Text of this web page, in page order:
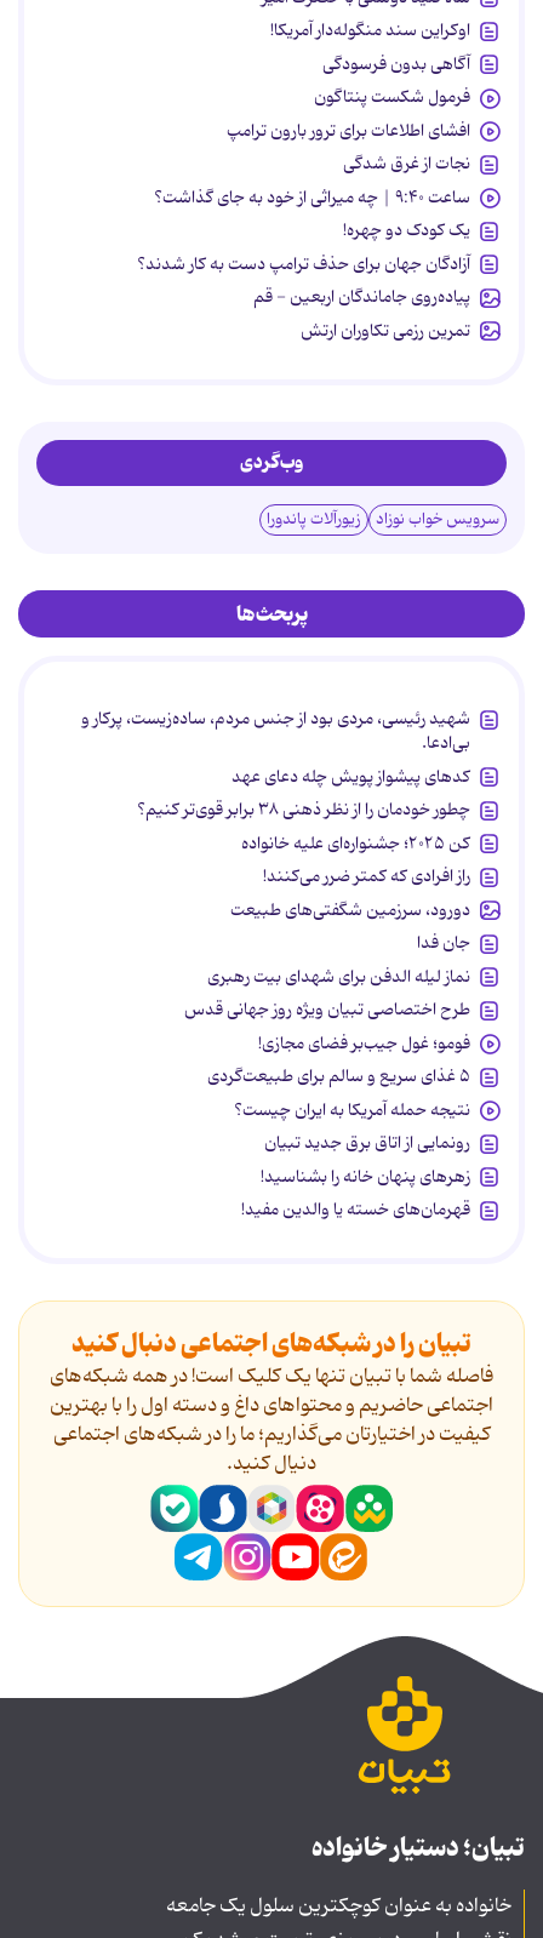
اوکراین سند منگوله‌دار آمریکا!
آگاهی بدون فرسودگی
فرمول شکست پنتاگون
افشای اطلاعات برای ترور بارون ترامپ
نجات از غرق شدگی
ساعت ۹:۴۰ | چه میراثی از خود به جای گذاشت؟
یک کودک دو چهره!
آزادگان جهان برای حذف ترامپ دست به کار شدند؟
پیاده‌روی جاماندگان اربعین - قم
تمرین رزمی تکاوران ارتش
وب‌گردی
سرویس خواب نوزاد زیورآلات پاندورا
پربحث‌ها
شهید رئیسی، مردی بود از جنس مردم، ساده‌زیست، پرکار و
بی‌ادعا.
کدهای پیشواز پویش چله دعای عهد
چطور خودمان را از نظر ذهنی ۳۸ برابر قوی‌تر کنیم؟
کن ۲۰۲۵؛ جشنواره‌ای علیه خانواده
راز افرادی که کمتر ضرر می‌کنند!
دورود، سرزمین شگفتی‌های طبیعت
جان فدا
نماز لیله الدفن برای شهدای بیت رهبری
طرح اختصاصی تبیان ویژه روز جهانی قدس
فومو؛ غول جیب‌بر فضای مجازی!
۵ غذای سریع و سالم برای طبیعت‌گردی
نتیجه حمله آمریکا به ایران چیست؟
رونمایی از اتاق برق جدید تبیان
زهرهای پنهان خانه را بشناسید!
قهرمان‌های خسته یا والدین مفید!
تبیان را در شبکه‌های اجتماعی دنبال کنید
فاصله شما با تبیان تنها یک کلیک است! در همه شبکه‌های
اجتماعی حاضریم و محتواهای داغ و دسته اول را با بهترین
کیفیت در اختیارتان می‌گذاریم؛ ما را در شبکه‌های اجتماعی
دنیال کنید.
تبیان؛ دستیار خانواده
خانواده به عنوان کوچکترین سلول یک جامعه